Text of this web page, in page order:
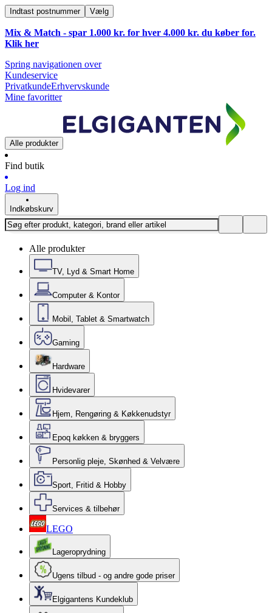
Indtast postnummer Vælg
Mix & Match - spar 1.000 kr. for hver 4.000 kr. du køber for.
Klik her
Spring navigationen over
Kundeservice
PrivatkundeErhvervskunde
Mine favoritter
Alle produkter
Find butik
Log ind
Indkøbskurv
Alle produkter
TV, Lyd & Smart Home
Computer & Kontor
Mobil, Tablet & Smartwatch
Gaming
Hardware
Hvidevarer
Hjem, Rengøring & Køkkenudstyr
Epoq køkken & bryggers
Personlig pleje, Skønhed & Velvære
Sport, Fritid & Hobby
Services & tilbehør
LEGO
Lageroprydning
Ugens tilbud - og andre gode priser
Elgigantens Kundeklub